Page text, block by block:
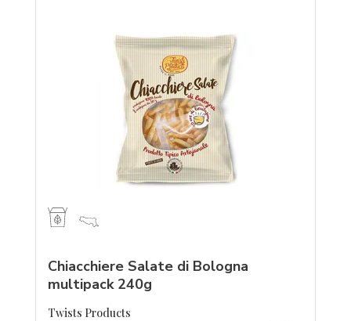
Chiacchiere Salate di Bologna
multipack 240g
Twists Products